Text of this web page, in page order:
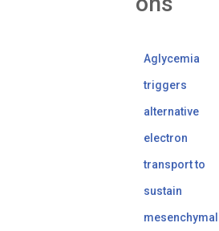
Aglycemia
triggers
alternative
electron
transport to
sustain
mesenchymal